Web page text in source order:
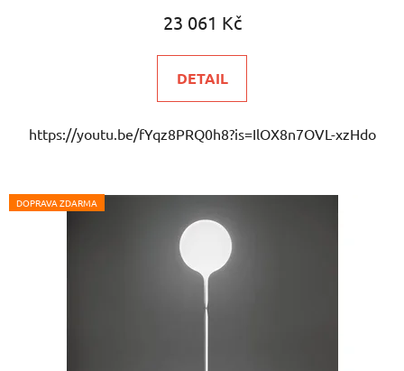
23 061 Kč
DETAIL
https://youtu.be/fYqz8PRQ0h8?is=IlOX8n7OVL-xzHdo
DOPRAVA ZDARMA